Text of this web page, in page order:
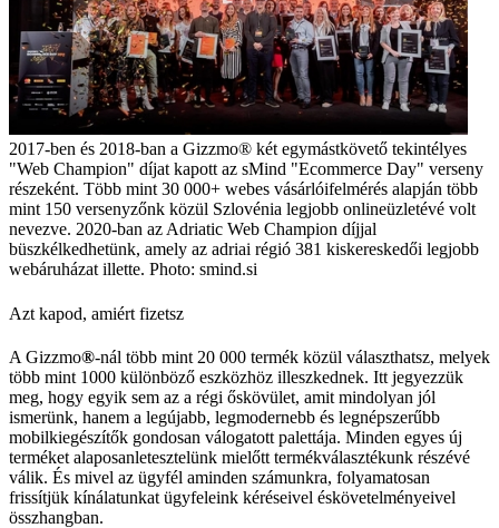
2017-ben és 2018-ban a Gizzmo® két egymástkövető tekintélyes
"Web Champion" díjat kapott az sMind "Ecommerce Day" verseny
részeként. Több mint 30 000+ webes vásárlóifelmérés alapján több
mint 150 versenyzőnk közül Szlovénia legjobb onlineüzletévé volt
nevezve. 2020-ban az Adriatic Web Champion díjjal
büszkélkedhetünk, amely az adriai régió 381 kiskereskedői legjobb
webáruházat illette. Photo: smind.si
Azt kapod, amiért fizetsz
A Gizzmo®-nál több mint 20 000 termék közül választhatsz, melyek
több mint 1000 különböző eszközhöz illeszkednek. Itt jegyezzük
meg, hogy egyik sem az a régi őskövület, amit mindolyan jól
ismerünk, hanem a legújabb, legmodernebb és legnépszerűbb
mobilkiegészítők gondosan válogatott palettája. Minden egyes új
terméket alaposanletesztelünk mielőtt termékválasztékunk részévé
válik. És mivel az ügyfél aminden számunkra, folyamatosan
frissítjük kínálatunkat ügyfeleink kéréseivel éskövetelményeivel
összhangban.